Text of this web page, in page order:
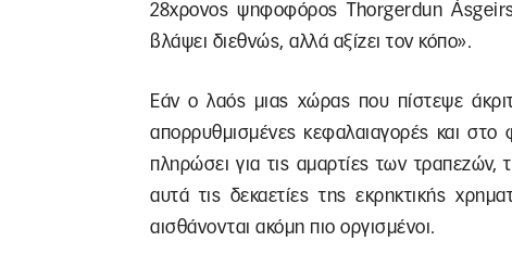
28χρονος ψηφοφόρος Thorgerdun
βλάψει διεθνώς, αλλά αξίζει τον κόπο».
Εάν ο λαός μιας χώρας που πίστεψε
απορρυθμισμένες κεφαλαιαγορές και
πληρώσει για τις αμαρτίες των τραπεζών,
αυτά τις δεκαετίες της εκρηκτικής
αισθάνονται ακόμη πιο οργισμένοι.